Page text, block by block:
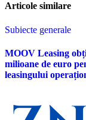
Articole similare
Subiecte generale
MOOV Leasing
milioane de euro
leasingului